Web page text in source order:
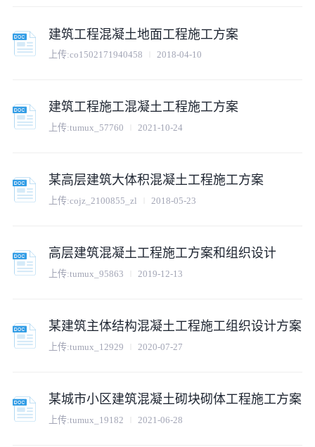
建筑工程混凝土地面工程施工方案
上传:co1502171940458 2018-04-10
建筑工程施工混凝土工程施工方案
上传:tumux_57760 2021-10-24
某高层建筑大体积混凝土工程施工方案
上传:cojz_2100855_zl 2018-05-23
高层建筑混凝土工程施工方案和组织设计
上传:tumux_95863 2019-12-13
某建筑主体结构混凝土工程施工组织设计方案
上传:tumux_12929 2020-07-27
某城市小区建筑混凝土砌块砌体工程施工方案
上传:tumux_19182 2021-06-28